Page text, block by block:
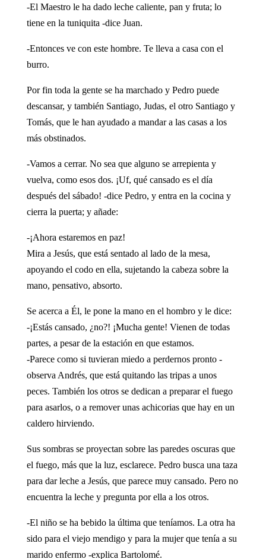
-El Maestro le ha dado leche caliente, pan y fruta; lo
tiene en la tuniquita -dice Juan.
-Entonces ve con este hombre. Te lleva a casa con el
burro.
Por fin toda la gente se ha marchado y Pedro puede
descansar, y también Santiago, Judas, el otro Santiago y
Tomás, que le han ayudado a mandar a las casas a los
más obstinados.
-Vamos a cerrar. No sea que alguno se arrepienta y
vuelva, como esos dos. ¡Uf, qué cansado es el día
después del sábado! -dice Pedro, y entra en la cocina y
cierra la puerta; y añade:
-¡Ahora estaremos en paz!
Mira a Jesús, que está sentado al lado de la mesa,
apoyando el codo en ella, sujetando la cabeza sobre la
mano, pensativo, absorto.
Se acerca a Él, le pone la mano en el hombro y le dice:
-¡Estás cansado, ¿no?! ¡Mucha gente! Vienen de todas
partes, a pesar de la estación en que estamos.
-Parece como si tuvieran miedo a perdernos pronto -
observa Andrés, que está quitando las tripas a unos
peces. También los otros se dedican a preparar el fuego
para asarlos, o a remover unas achicorias que hay en un
caldero hirviendo.
Sus sombras se proyectan sobre las paredes oscuras que
el fuego, más que la luz, esclarece. Pedro busca una taza
para dar leche a Jesús, que parece muy cansado. Pero no
encuentra la leche y pregunta por ella a los otros.
-El niño se ha bebido la última que teníamos. La otra ha
sido para el viejo mendigo y para la mujer que tenía a su
marido enfermo -explica Bartolomé.